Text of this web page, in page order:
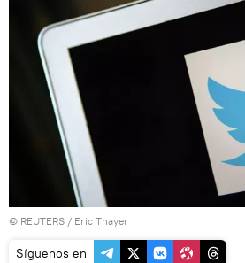
© REUTERS / Eric Thayer
Síguenos en